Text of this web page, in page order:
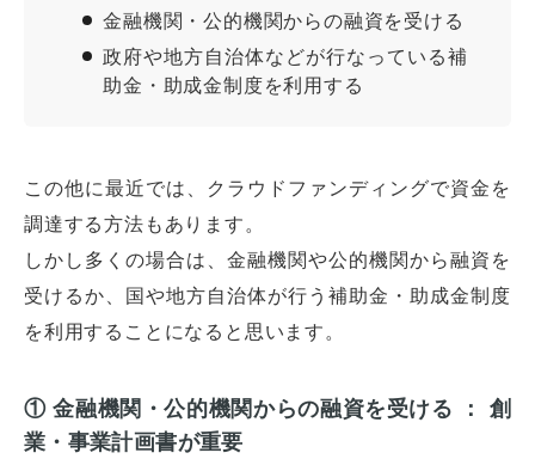
金融機関・公的機関からの融資を受ける
政府や地方自治体などが行なっている補
助金・助成金制度を利用する
この他に最近では、クラウドファンディングで資金を
調達する方法もあります。
しかし多くの場合は、金融機関や公的機関から融資を
受けるか、国や地方自治体が行う補助金・助成金制度
を利用することになると思います。
① 金融機関・公的機関からの融資を受ける ： 創
業・事業計画書が重要